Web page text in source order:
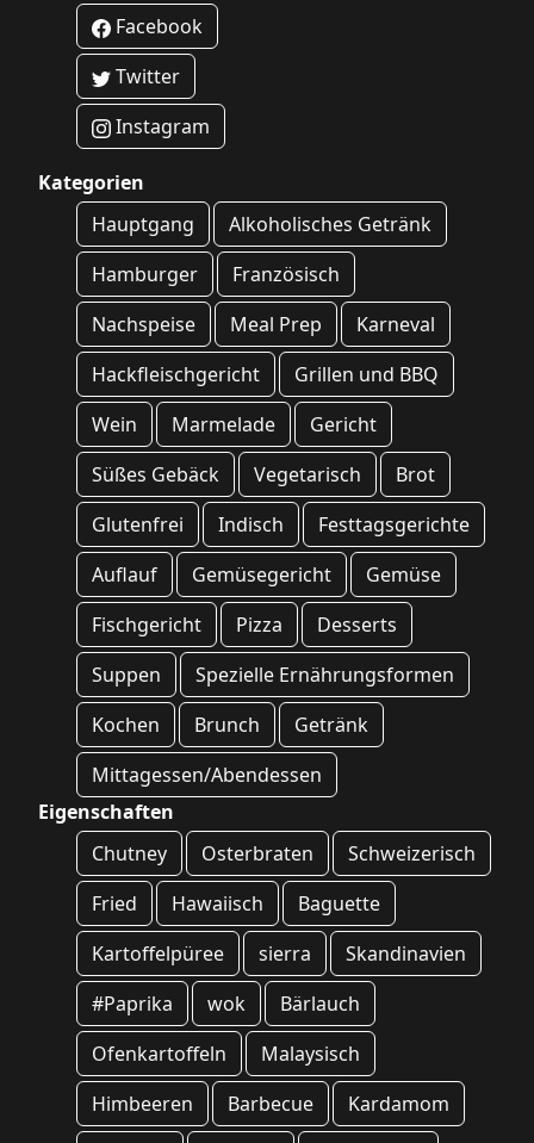
Facebook
Twitter
Instagram
Kategorien
Hauptgang
Alkoholisches Getränk
Hamburger
Französisch
Nachspeise
Meal Prep
Karneval
Hackfleischgericht
Grillen und BBQ
Wein
Marmelade
Gericht
Süßes Gebäck
Vegetarisch
Brot
Glutenfrei
Indisch
Festtagsgerichte
Auflauf
Gemüsegericht
Gemüse
Fischgericht
Pizza
Desserts
Suppen
Spezielle Ernährungsformen
Kochen
Brunch
Getränk
Mittagessen/Abendessen
Eigenschaften
Chutney
Osterbraten
Schweizerisch
Fried
Hawaiisch
Baguette
Kartoffelpüree
sierra
Skandinavien
#Paprika
wok
Bärlauch
Ofenkartoffeln
Malaysisch
Himbeeren
Barbecue
Kardamom